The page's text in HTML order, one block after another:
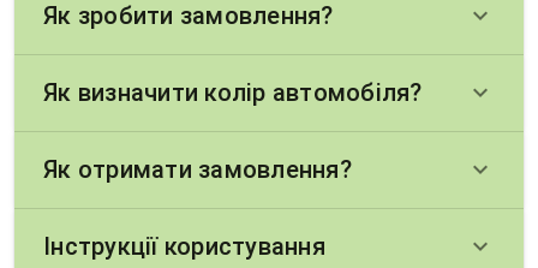
Як зробити замовлення? keyboard_arrow_down
Як визначити колір автомобіля? keyboard_arrow_down
Як отримати замовлення? keyboard_arrow_down
Інструкції користування keyboard_arrow_down